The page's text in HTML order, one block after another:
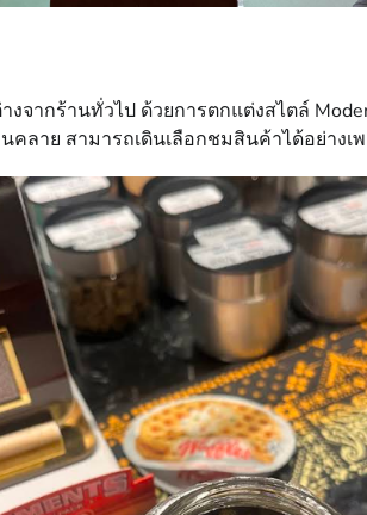
งจากร้านทั่วไป ด้วยการตกแต่งสไตล์
ลาย สามารถเดินเลือกชมสินค้าได้อย่า